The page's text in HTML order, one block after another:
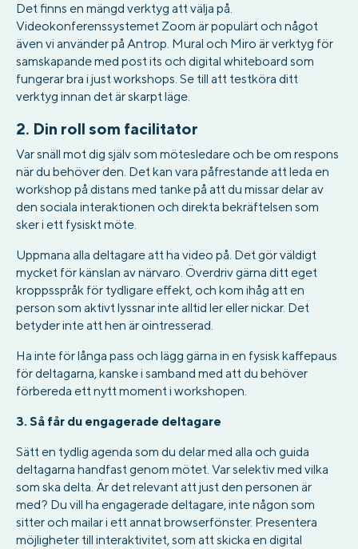
Det finns en mängd verktyg att välja på.
Videokonferenssystemet Zoom är populärt och något
även vi använder på Antrop. Mural och Miro är verktyg för
samskapande med post its och digital whiteboard som
fungerar bra i just workshops. Se till att testköra ditt
verktyg innan det är skarpt läge.
2. Din roll som facilitator
Var snäll mot dig själv som mötesledare och be om respons
när du behöver den. Det kan vara påfrestande att leda en
workshop på distans med tanke på att du missar delar av
den sociala interaktionen och direkta bekräftelsen som
sker i ett fysiskt möte.
Uppmana alla deltagare att ha video på. Det gör väldigt
mycket för känslan av närvaro. Överdriv gärna ditt eget
kroppsspråk för tydligare effekt, och kom ihåg att en
person som aktivt lyssnar inte alltid ler eller nickar. Det
betyder inte att hen är ointresserad.
Ha inte för långa pass och lägg gärna in en fysisk kaffepaus
för deltagarna, kanske i samband med att du behöver
förbereda ett nytt moment i workshopen.
3. Så får du engagerade deltagare
Sätt en tydlig agenda som du delar med alla och guida
deltagarna handfast genom mötet. Var selektiv med vilka
som ska delta. Är det relevant att just den personen är
med? Du vill ha engagerade deltagare, inte någon som
sitter och mailar i ett annat browserfönster. Presentera
möjligheter till interaktivitet, som att skicka en digital